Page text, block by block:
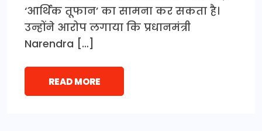
‘आर्थिक तूफान’ का सामना कर सकता है।
उन्होंने आरोप लगाया कि प्रधानमंत्री
Narendra […]
READ MORE